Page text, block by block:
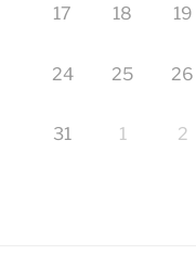
17 18 19
24 25 26
31 1 2